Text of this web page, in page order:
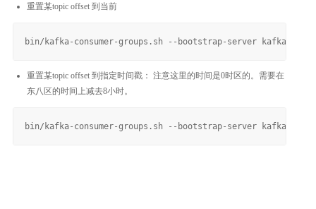
重置某topic offset 到当前
重置某topic offset 到指定时间戳： 注意这里的时间是0时区的。需要在
东八区的时间上减去8小时。